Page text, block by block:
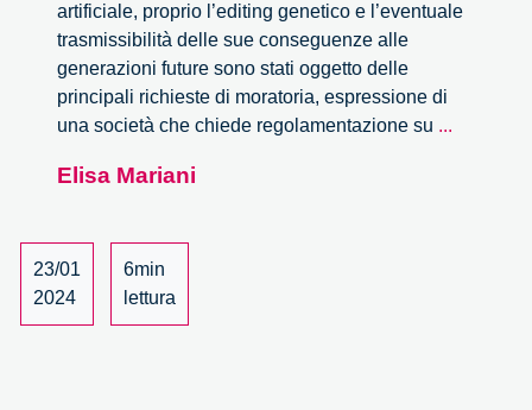
artificiale, proprio l’editing genetico e l’eventuale
trasmissibilità delle sue conseguenze alle
generazioni future sono stati oggetto delle
principali richieste di moratoria, espressione di
una società che chiede regolamentazione su ...
Elisa Mariani
23/01
2024
6min
lettura